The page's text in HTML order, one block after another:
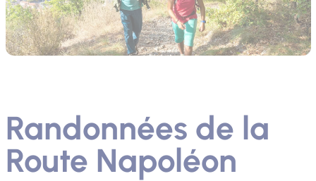
Randonnées de la
Route Napoléon